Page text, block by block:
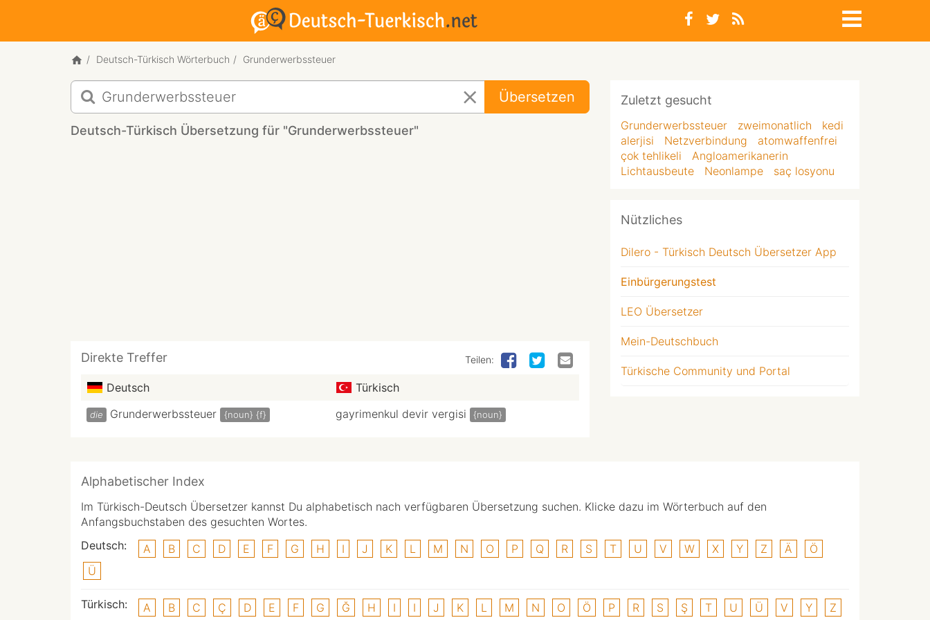
Deutsch-Türkisch Wörterbuch Grunderwerbssteuer
Deutsch-
Türkisch
Übersetzung
für
Übersetzen
Deutsch-Türkisch Übersetzung für "Grunderwerbssteuer"
Direkte Treffer Teilen:
Deutsch Türkisch
die Grunderwerbssteuer {noun} {f} gayrimenkul devir vergisi {noun}
Zuletzt gesucht
Grunderwerbssteuer zweimonatlich
kedi
alerjisi
Netzverbindung
atomwaffenfrei
çok tehlikeli
Angloamerikanerin
Lichtausbeute
Neonlampe saç losyonu
Nützliches
Dilero - Türkisch Deutsch Übersetzer App
Einbürgerungstest
LEO Übersetzer
Mein-Deutschbuch
Türkische Community und Portal
Alphabetischer Index
Im Türkisch-Deutsch Übersetzer kannst Du alphabetisch nach verfügbaren Übersetzung suchen. Klicke dazu im Wörterbuch auf den
Anfangsbuchstaben des gesuchten Wortes.
Deutsch:
A B C D E F G H I J K L M N O P Q R S T U V W X Y Z Ä
Ö
Ü
Türkisch: A B C Ç D E F G Ğ H I I J K L M N O Ö P R S Ş T U Ü V Y Z